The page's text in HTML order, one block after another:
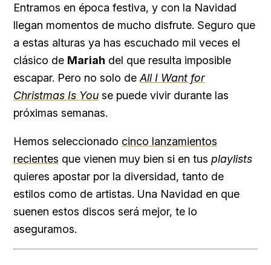
Entramos en época festiva, y con la Navidad
llegan momentos de mucho disfrute. Seguro que
a estas alturas ya has escuchado mil veces el
clásico de Mariah del que resulta imposible
escapar. Pero no solo de All I Want for
Christmas Is You se puede vivir durante las
próximas semanas.
Hemos seleccionado cinco lanzamientos
recientes que vienen muy bien si en tus playlists
quieres apostar por la diversidad, tanto de
estilos como de artistas. Una Navidad en que
suenen estos discos será mejor, te lo
aseguramos.